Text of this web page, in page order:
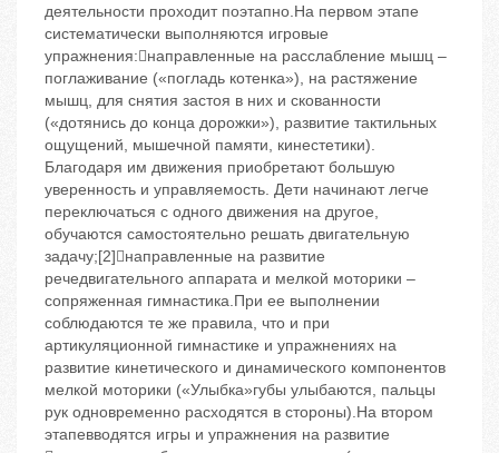
деятельности проходит поэтапно.На первом этапе
систематически выполняются игровые
упражнения:направленные на расслабление мышц –
поглаживание («погладь котенка»), на растяжение
мышц, для снятия застоя в них и скованности
(«дотянись до конца дорожки»), развитие тактильных
ощущений, мышечной памяти, кинестетики).
Благодаря им движения приобретают большую
уверенность и управляемость. Дети начинают легче
переключаться с одного движения на другое,
обучаются самостоятельно решать двигательную
задачу;[2]направленные на развитие
речедвигательного аппарата и мелкой моторики –
сопряженная гимнастика.При ее выполнении
соблюдаются те же правила, что и при
артикуляционной гимнастике и упражнениях на
развитие кинетического и динамического компонентов
мелкой моторики («Улыбка»губы улыбаются, пальцы
рук одновременно расходятся в стороны).На втором
этапевводятся игры и упражнения на развитие